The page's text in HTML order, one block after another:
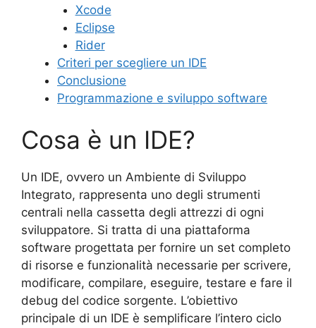
Xcode
Eclipse
Rider
Criteri per scegliere un IDE
Conclusione
Programmazione e sviluppo software
Cosa è un IDE?
Un IDE, ovvero un Ambiente di Sviluppo
Integrato, rappresenta uno degli strumenti
centrali nella cassetta degli attrezzi di ogni
sviluppatore. Si tratta di una piattaforma
software progettata per fornire un set completo
di risorse e funzionalità necessarie per scrivere,
modificare, compilare, eseguire, testare e fare il
debug del codice sorgente. L’obiettivo
principale di un IDE è semplificare l’intero ciclo